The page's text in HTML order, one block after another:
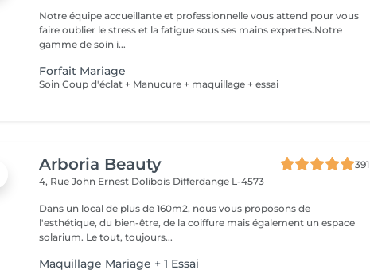
Notre équipe accueillante et professionnelle vous attend pour vous
faire oublier le stress et la fatigue sous ses mains expertes.Notre
gamme de soin i...
Forfait Mariage
Soin Coup d'éclat + Manucure + maquillage + essai
Arboria Beauty
391
4, Rue John Ernest Dolibois Differdange L-4573
Dans un local de plus de 160m2, nous vous proposons de
l'esthétique, du bien-être, de la coiffure mais également un espace
solarium. Le tout, toujours...
Maquillage Mariage + 1 Essai